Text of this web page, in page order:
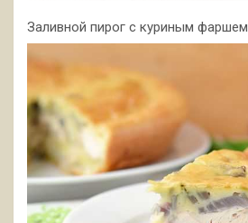
Заливной пирог с куриным фаршем